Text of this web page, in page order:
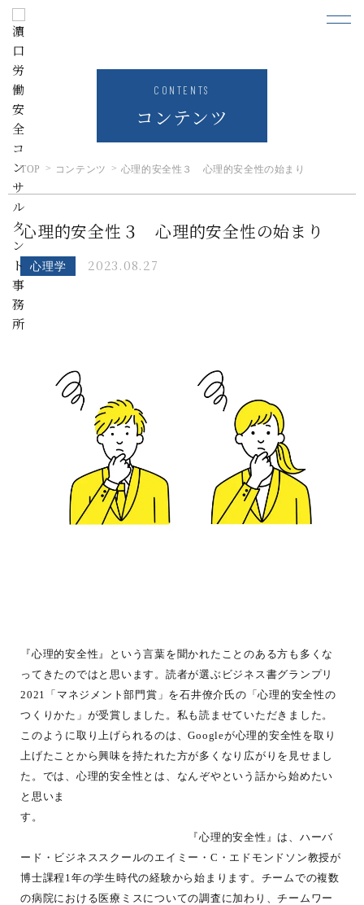
CONTENTS
コンテンツ
TOP コンテンツ 心理的安全性３ 心理的安全性の始まり
心理的安全性３ 心理的安全性の始まり
心理学 2023.08.27
『心理的安全性』という言葉を聞かれたことのある方も多くな
ってきたのではと思います。読者が選ぶビジネス書グランプリ
2021「マネジメント部門賞」を石井僚介氏の「心理的安全性の
つくりかた」が受賞しました。私も読ませていただきました。
このように取り上げられるのは、Googleが心理的安全性を取り
上げたことから興味を持たれた方が多くなり広がりを見せまし
た。では、心理的安全性とは、なんぞやという話から始めたい
と思いま
す。
『心理的安全性』は、ハーバ
ード・ビジネススクールのエイミー・C・エドモンドソン教授が
博士課程1年の学生時代の経験から始まります。チームでの複数
の病院における医療ミスについての調査に加わり、チームワー